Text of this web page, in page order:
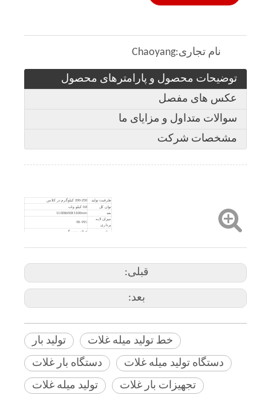
نام تجاری:Chaoyang
توضیحات محصول و پارامترهای محصول
عکس های مفصل
سوالات متداول و مزایای ما
مشخصات شرکت
ظرفیت تولید
200-250 کیلوگرم در کلاس
توان کل
0.8 کیلو وات
بعد
1100X650X1100mm
میزان لایه
برداری
98-99٪
مواد فولاد ضد زنگ
قبلی:
بعد:
تولید بار
خط تولید میله غلات
دستگاه بار غلات
دستگاه تولید میله غلات
تولید میله غلات
تجهیزات بار غلات